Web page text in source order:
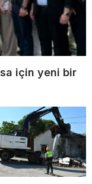
için yeni bir